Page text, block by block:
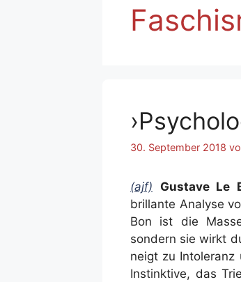
30. September 2018
(ajf) Gustave Le
brillante Analyse
Bon ist die
sondern sie wirkt
neigt zu
Instinktive, das